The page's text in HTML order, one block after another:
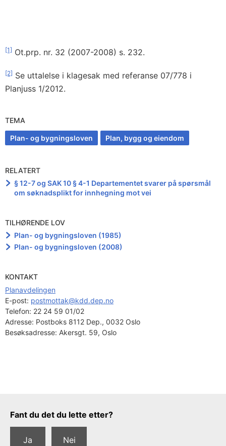
[1] Ot.prp. nr. 32 (2007-2008) s. 232.
[2] Se uttalelse i klagesak med referanse 07/778 i
Planjuss 1/2012.
TEMA
Plan- og bygningsloven Plan, bygg og eiendom
RELATERT
§ 12-7 og SAK 10 § 4-1 Departementet svarer på spørsmål
om søknadsplikt for innhegning mot vei
TILHØRENDE LOV
Plan- og bygningsloven (1985)
Plan- og bygningsloven (2008)
KONTAKT
Planavdelingen
E-post: postmottak@kdd.dep.no
Telefon: 22 24 59 01/02
Adresse: Postboks 8112 Dep., 0032 Oslo
Besøksadresse: Akersgt. 59, Oslo
Tilbakemeldingsskjema
Fant du det du lette etter?
Ja Nei